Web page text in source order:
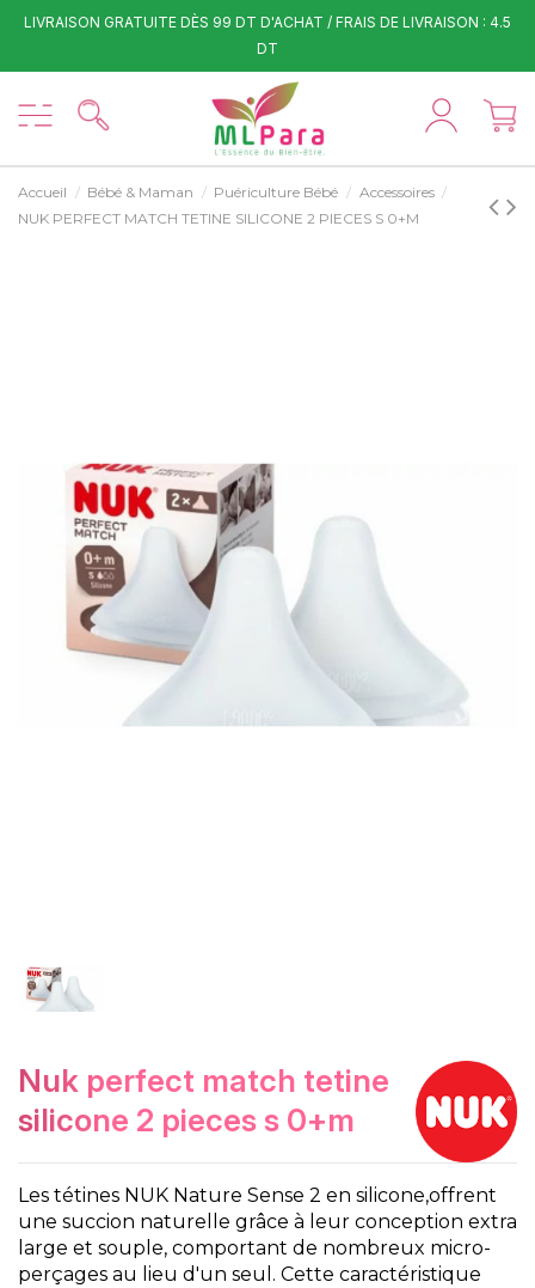
LIVRAISON GRATUITE DÈS 99 DT D'ACHAT / FRAIS DE LIVRAISON : 4.5
DT
Accueil Bébé & Maman Puériculture Bébé
Accessoires
NUK PERFECT MATCH TETINE SILICONE 2 PIECES S 0+M
nuk perfect match tetine
silicone 2 pieces s 0+m
Les tétines NUK Nature Sense 2 en silicone,offrent
une succion naturelle grâce à leur conception extra
large et souple, comportant de nombreux micro-
perçages au lieu d'un seul. Cette caractéristique